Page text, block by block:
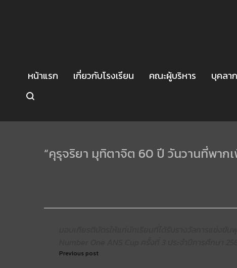
หน้าแรก เกี่ยวกับโรงเรียน คณะผู้บริหาร บุคลา
“คุรุจริยา มุทิตาจิต 60 ปี วันวานที่พา
Previous post